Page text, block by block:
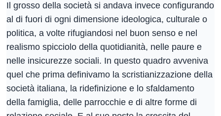
Il grosso della società si andava invece configurando
al di fuori di ogni dimensione ideologica, culturale o
politica, a volte rifugiandosi nel buon senso e nel
realismo spicciolo della quotidianità, nelle paure e
nelle insicurezze sociali. In questo quadro avveniva
quel che prima definivamo la scristianizzazione della
società italiana, la ridefinizione e lo sfaldamento
della famiglia, delle parrocchie e di altre forme di